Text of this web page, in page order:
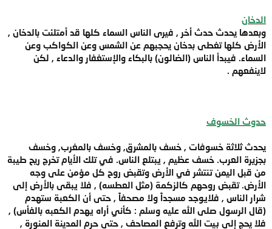
الدخان
وبعدها يحدث حدث أخر , فيرى الناس السماء كلها قد أمتلئت بالدخان ,
الأرض كلها تغطى بدخان يحجبهم عن الشمس وعن الكواكب وعن
السماء. فيبدأ الناس (الضالون) بالبكاء والإستغفار والدعاء , لكن
لاينفعهم .
حدوث الخسوف
يحدث ثلاثة خسوفات , خسف بالمشرق, وخسف بالمغرب, وخسف
بجزيرة العرب. خسف عظيم , يبتلع الناس. في تلك الأيام تخرج ريح طيبة
من قبل اليمن تنتشر في الأرض وتقبض روح كل مؤمن على وجه
الأرض. تقبض روحهم كالزكمة (مثل العطسه) , فلا يبقى بالأرض إلى
شرار الناس , فلايوجد مسجداً ولا مصحفاً , حتى أن الكعبة ستهدم
(قال الرسول صلى الله عليه وسلم : كأني أراه يهدم الكعبه بالفأس) ,
فلا يحج إلى بيت الله وترفع المصاحف , حتى حرم المدينة المنورة ,